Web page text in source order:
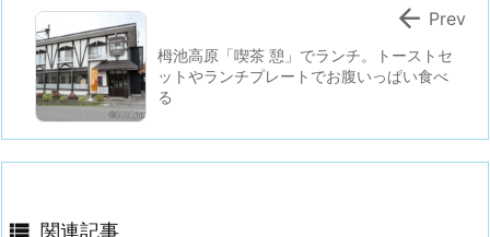
栂池高原「喫茶 憩」でランチ。トーストセ
ットやランチプレートでお腹いっぱい食べ
る
 Prev
 関連記事